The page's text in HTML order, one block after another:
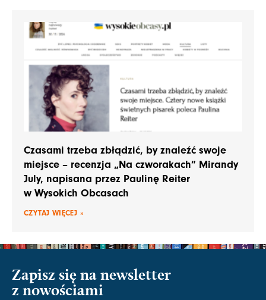
Czasami trzeba zbłądzić, by znaleźć swoje
miejsce – recenzja „Na czworakach” Mirandy
July, napisana przez Paulinę Reiter
w Wysokich Obcasach
CZYTAJ WIĘCEJ »
Zapisz się na newsletter
z nowościami